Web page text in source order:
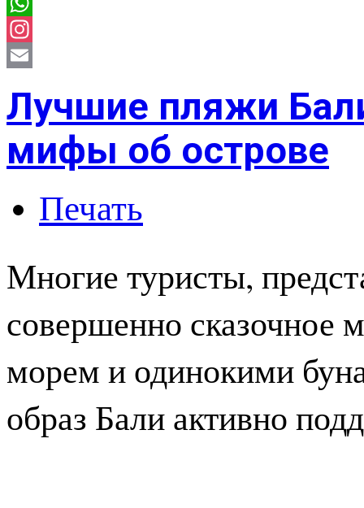
Instagram
Лучшие пляжи
мифы об острове
Печать
Многие туристы,
совершенно сказочное
морем и одинокими
образ Бали активно